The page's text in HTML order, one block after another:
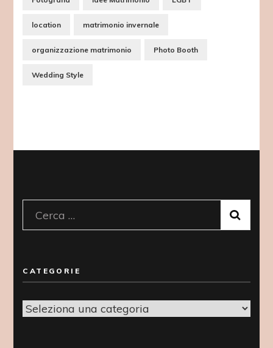
location matrimonio invernale
organizzazione matrimonio Photo Booth
Wedding Style
Ricerca
per:
CATEGORIE
Categorie